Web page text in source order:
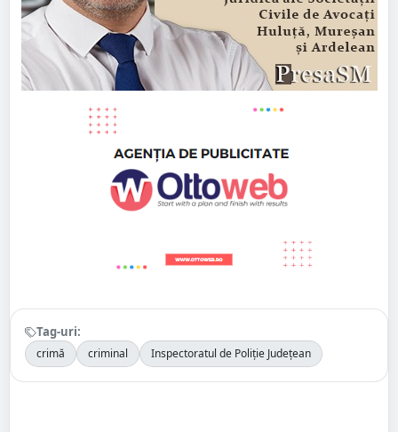
Tag-uri:
crimă criminal Inspectoratul de Poliție Județean